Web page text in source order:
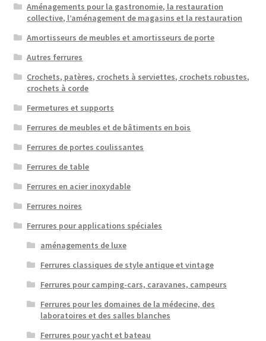
Aménagements pour la gastronomie, la restauration
collective, l’aménagement de magasins et la restauration
Amortisseurs de meubles et amortisseurs de porte
Autres ferrures
Crochets, patères, crochets à serviettes, crochets robustes,
crochets à corde
Fermetures et supports
Ferrures de meubles et de bâtiments en bois
Ferrures de portes coulissantes
Ferrures de table
Ferrures en acier inoxydable
Ferrures noires
Ferrures pour applications spéciales
aménagements de luxe
Ferrures classiques de style antique et vintage
Ferrures pour camping-cars, caravanes, campeurs
Ferrures pour les domaines de la médecine, des
laboratoires et des salles blanches
Ferrures pour yacht et bateau